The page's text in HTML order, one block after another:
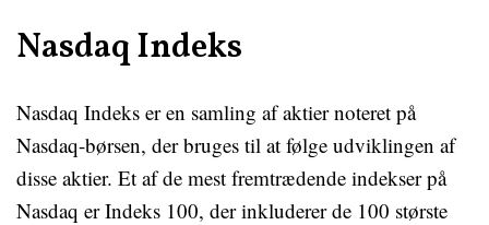
Nasdaq Indeks
Nasdaq Indeks er en samling af aktier noteret på
Nasdaq-børsen, der bruges til at følge udviklingen af
disse aktier. Et af de mest fremtrædende indekser på
Nasdaq er Indeks 100, der inkluderer de 100 største